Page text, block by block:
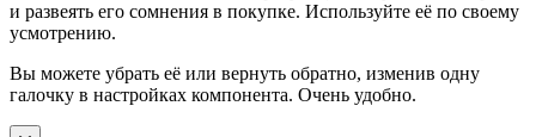
и развеять его сомнения в покупке. Используйте её по своему
усмотрению.
Вы можете убрать её или вернуть обратно, изменив одну
галочку в настройках компонента. Очень удобно.